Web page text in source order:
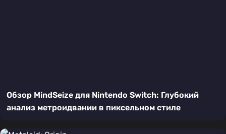
Обзор MindSeize для Nintendo Switch: Глубокий
анализ метроидвании в пиксельном стиле